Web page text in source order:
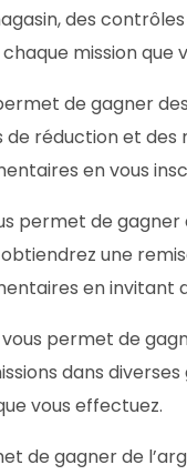
des
mission que
de gagner
de réduction et
en vous
permet de
une
en invitant
permet de
dans
vous effectuez.
de gagner de